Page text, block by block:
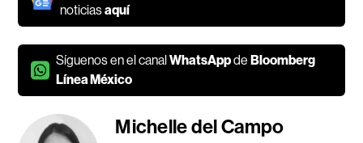
noticiasaquí
Síguenos en el canalWhatsAppdeBloomberg
Línea México
Michelle del Campo